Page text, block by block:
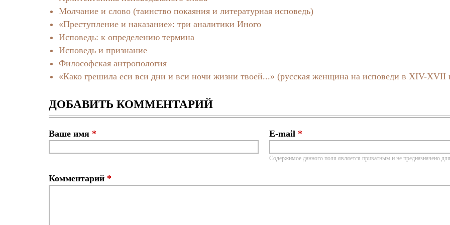
Молчание и слово (таинство покаяния и литературная исповедь)
«Преступление и наказание»: три аналитики Иного
Исповедь: к определению термина
Исповедь и признание
Философская антропология
«Како грешила еси вси дни и вси ночи жизни твоей...» (русская женщина на исповеди в XIV-XVII
ДОБАВИТЬ КОММЕНТАРИЙ
Ваше имя * E-mail *
Содержимое данного поля является приватным и не предназначено
Комментарий *